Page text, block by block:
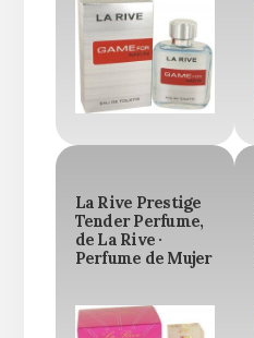
La Rive Prestige
Tender Perfume,
de La Rive ·
Perfume de Mujer